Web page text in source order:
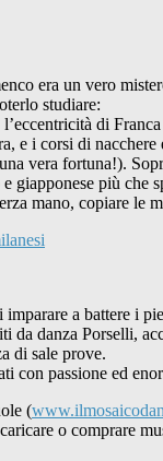
era un vero
studiare:
di
e i corsi di
vera fortuna!).
giapponese più che
mano, copiare
a battere i
da danza Porselli,
di sale prove.
con passione ed
(
o comprare